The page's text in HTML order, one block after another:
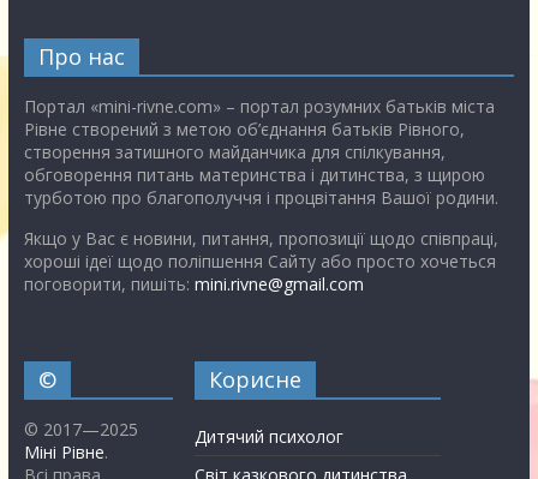
Про нас
Портал «mini-rivne.com» – портал розумних батьків міста
Рівне створений з метою об’єднання батьків Рівного,
створення затишного майданчика для спілкування,
обговорення питань материнства і дитинства, з щирою
турботою про благополуччя і процвітання Вашої родини.
Якщо у Вас є новини, питання, пропозиції щодо співпраці,
хороші ідеї щодо поліпшення Сайту або просто хочеться
поговорити, пишіть: mini.rivne@gmail.com
©
© 2017—2025
Міні Рівне.
Корисне
Дитячий психолог